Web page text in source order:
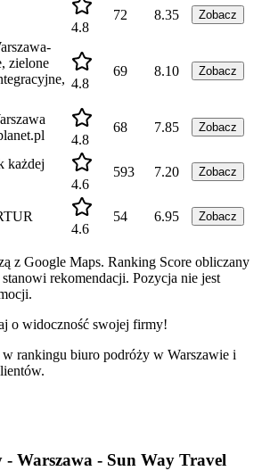
4.8
72 8.35 Zobacz
zielone
4.8
69 8.10 Zobacz
4.8
68 7.85 Zobacz
każdej
4.6
593 7.20 Zobacz
4.6
54 6.95 Zobacz
z Google Maps. Ranking Score obliczany
rekomendacji. Pozycja nie jest
o widoczność swojej firmy!
rankingu biuro podróży w Warszawie i
Warszawa - Sun Way Travel